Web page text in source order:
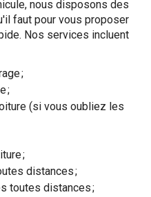
nous disposons des
faut pour vous proposer
Nos services incluent
;
;
(si vous oubliez les
;
distances ;
toutes distances ;